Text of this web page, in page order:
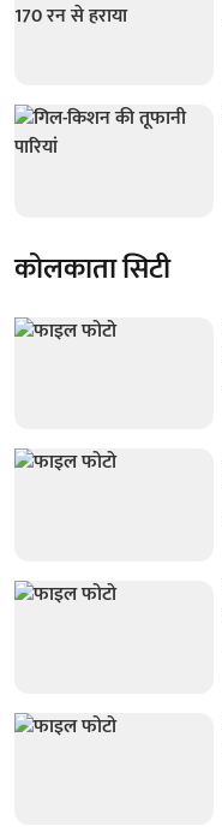
कोलकाता सिटी